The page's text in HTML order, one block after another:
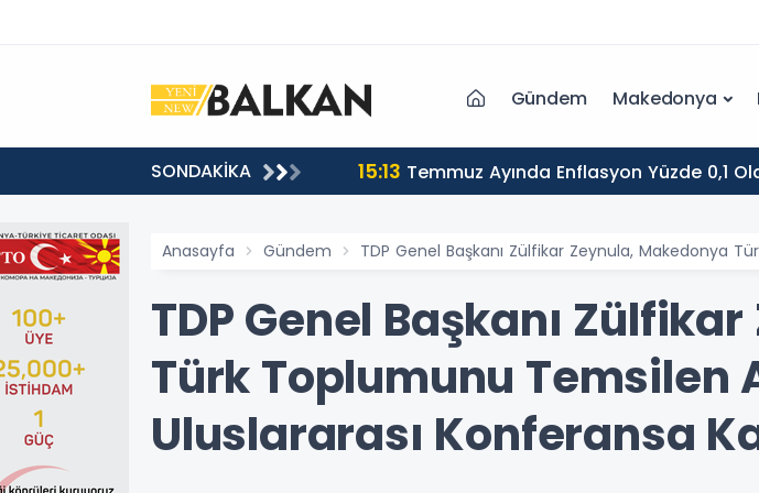
Gündem Makedonya
SONDAKİKA 15:13 Temmuz Ayında Enflasyon Yüzde 0,1
Anasayfa Gündem TDP Genel Başkanı Zülfikar Zeynula, Makedonya
TDP Genel Başkanı
Türk Toplumunu Temsilen
Uluslararası Konferansa